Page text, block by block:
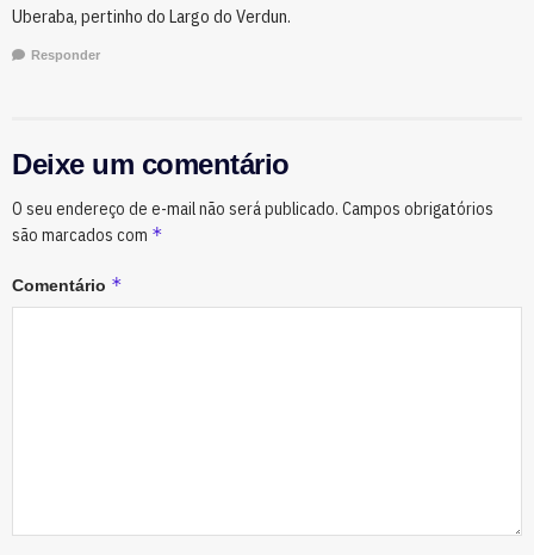
Uberaba, pertinho do Largo do Verdun.
Responder
Deixe um comentário
O seu endereço de e-mail não será publicado. Campos obrigatórios
são marcados com *
Comentário *